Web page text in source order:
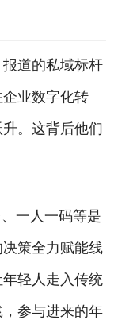
道的私域标杆
业数字化转
。这背后他们
一人一码等是
策全力赋能线
轻人走入传统
参与进来的年